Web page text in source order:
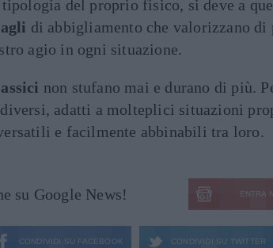
del proprio fisico, si deve a
di abbigliamento che valorizzano di
agio in ogni situazione.
non stufano mai e durano di più.
adatti a molteplici situazioni
e facilmente abbinabili tra loro.
su Google News! ENTRA
CONDIVIDI SU FACEBOOK CONDIVIDI SU TWITTER